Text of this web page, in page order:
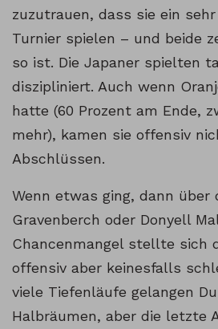
zuzutrauen, dass sie ein
Turnier spielen – und beide
so ist. Die Japaner spielten
diszipliniert. Auch wenn
hatte (60 Prozent am Ende,
mehr), kamen sie offensiv
Abschlüssen.
Wenn etwas ging, dann über
Gravenberch oder Donyell
Chancenmangel stellte sich
offensiv aber keinesfalls
viele Tiefenläufe gelangen
Halbräumen, aber die letzte